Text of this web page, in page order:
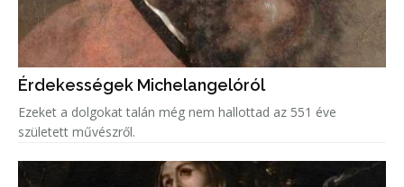
Érdekességek Michelangelóról
Ezeket a dolgokat talán még nem hallottad az 551 éve
született művészről.